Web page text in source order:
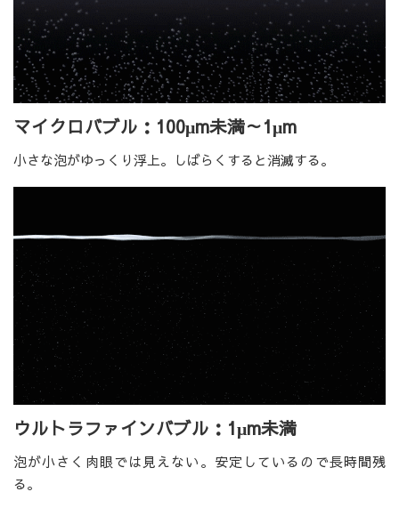
マイクロバブル：100μm未満～1μm
小さな泡がゆっくり浮上。しばらくすると消滅する。
ウルトラファインバブル：1μm未満
泡が小さく肉眼では見えない。安定しているので長時間残
る。